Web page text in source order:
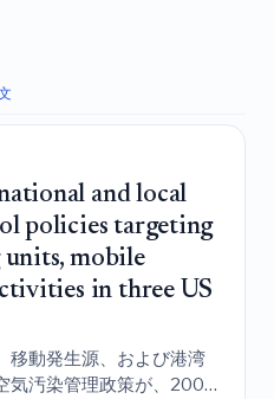
and local
policies targeting
mobile
in three US
移動発生源、および港湾
気汚染管理政策が、2005